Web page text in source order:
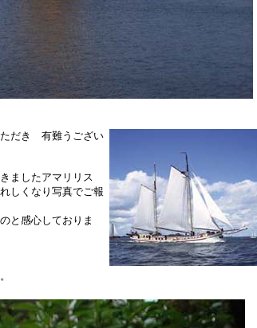
だき 有難うござい
ましたアマリリス
しくなり写真でご報
と感心しておりま